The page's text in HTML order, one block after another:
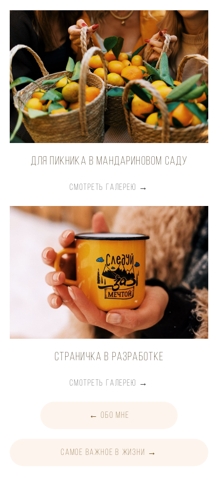
для пикника в мандариновом саду
СМОТРЕТЬ ГАЛЕРЕЮ →
страничка в разработке
СМОТРЕТЬ ГАЛЕРЕЮ →
← обо мне
самое важное в жизни →